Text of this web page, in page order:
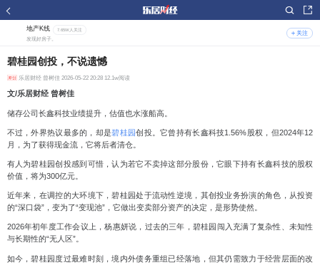
关注
地产K线
7.65W人关注
发现好房子。
碧桂园创投，不说遗憾
乐居财经 曾树佳 2026-05-22 20:28 12.1w阅读
文/乐居财经 曾树佳
储存公司长鑫科技业绩提升，估值也水涨船高。
不过，外界热议最多的，却是碧桂园创投。它曾持有长鑫科技1.56%股权，但2024年12
月，为了获得现金流，它将后者清仓。
有人为碧桂园创投感到可惜，认为若它不卖掉这部分股份，它眼下持有长鑫科技的股权
价值，将为300亿元。
近年来，在调控的大环境下，碧桂园处于流动性逆境，其创投业务扮演的角色，从投资
的“深口袋”，变为了“变现池”，它做出变卖部分资产的决定，是形势使然。
2026年初年度工作会议上，杨惠妍说，过去的三年，碧桂园闯入充满了复杂性、未知性
与长期性的“无人区”。
如今，碧桂园度过最难时刻，境内外债务重组已经落地，但其仍需致力于经营层面的改